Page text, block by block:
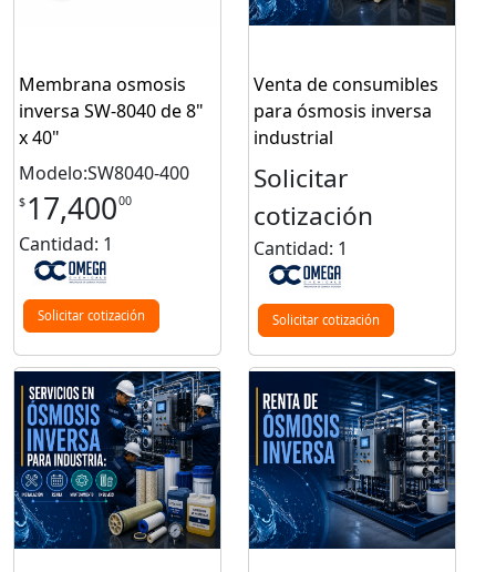
Membrana osmosis
inversa SW-8040 de 8"
x 40"
Modelo:SW8040-400
$ 17,40000
Cantidad: 1
Solicitar cotización
Venta de consumibles
para ósmosis inversa
industrial
Solicitar
cotización
Cantidad: 1
Solicitar cotización